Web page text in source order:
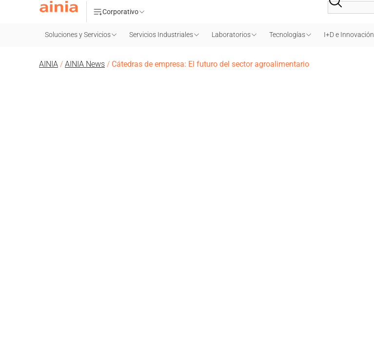
Corporativo
Soluciones y Servicios Servicios Industriales Laboratorios Tecnologías I+D e Innovación
AINIA / AINIA News / Cátedras de empresa: El futuro del sector agroalimentario